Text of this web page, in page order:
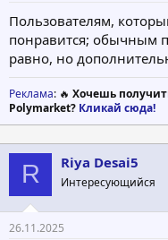
Пользователям,
понравится; обычным
равно, но
Реклама: 🔥 Хочешь
Polymarket? Кликай сюда!
R Riya Desai5
Интересующийся
26.11.2025